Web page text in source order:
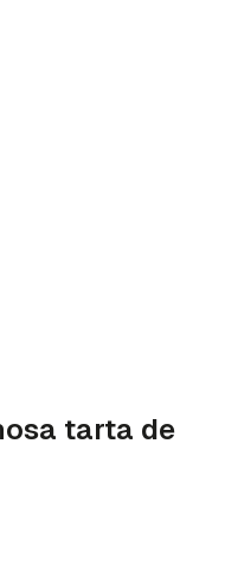
tarta de